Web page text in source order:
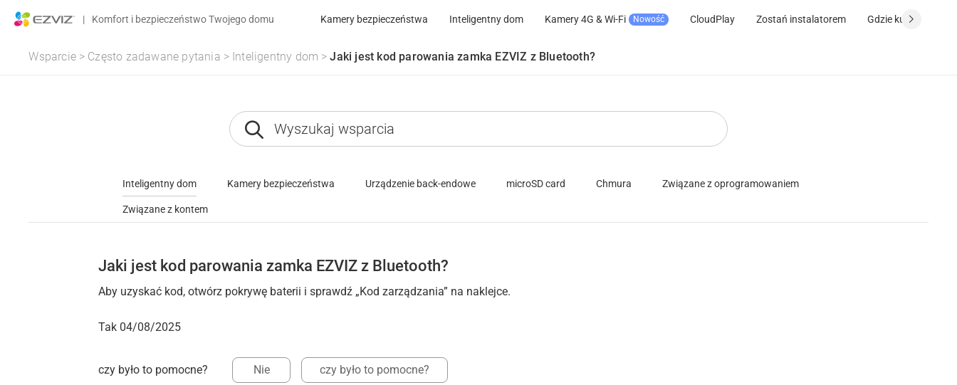
| Komfort i bezpieczeństwo Twojego domu Kamery bezpieczeństwa Inteligentny dom Kamery 4G & Wi-Fi Nowość CloudPlay Zostań instalatorem Gdzie kupić
Wsparcie > Często zadawane pytania > Inteligentny dom > Jaki jest kod parowania zamka EZVIZ z Bluetooth?
Inteligentny dom Kamery bezpieczeństwa Urządzenie back-endowe microSD card Chmura Związane z oprogramowaniem
Związane z kontem
Jaki jest kod parowania zamka EZVIZ z Bluetooth?
Aby uzyskać kod, otwórz pokrywę baterii i sprawdź „Kod zarządzania” na naklejce.
Tak 04/08/2025
czy było to pomocne? Nie czy było to pomocne?